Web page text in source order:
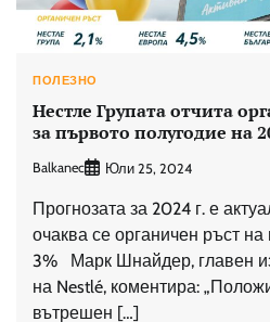
ПОЛЕЗНО
Нестле Групата отчита
за първото полугодие на
Balkanec Юли 25, 2024
Прогнозата за 2024 г. е
очаква се органичен ръст
3% Марк Шнайдер, главен
на Nestlé, коментира:
вътрешен […]